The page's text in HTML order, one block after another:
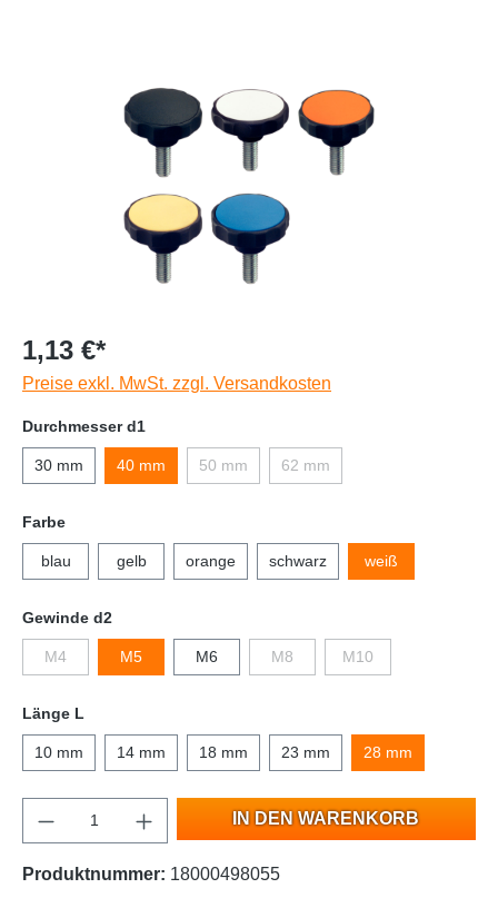
1,13 €*
Preise exkl. MwSt. zzgl. Versandkosten
Durchmesser d1
30 mm 40 mm 50 mm 62 mm
Farbe
blau gelb orange schwarz weiß
Gewinde d2
M4 M5 M6 M8 M10
Länge L
10 mm 14 mm 18 mm 23 mm 28 mm
IN DEN WARENKORB
Produktnummer: 18000498055